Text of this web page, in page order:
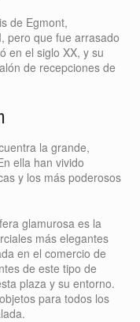
de Egmont,
pero que fue arrasado
en el siglo XX, y su
de recepciones de
la grande,
ella han vivido
y los más poderosos
glamurosa es la
más elegantes
en el comercio de
de este tipo de
plaza y su entorno.
para todos los